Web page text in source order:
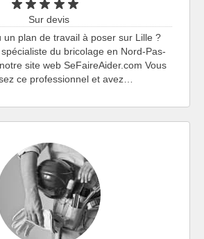
Sur devis
un plan de travail à poser sur Lille ?
du bricolage en Nord-Pas-
site web SeFaireAider.com Vous
ce professionnel et avez…